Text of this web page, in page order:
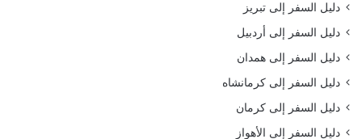
دليل السفر إلى تبريز
دليل السفر إلى أردبيل
دليل السفر إلى همدان
دليل السفر إلى كرمانشاه
دليل السفر إلى كرمان
دليل السفر إلى الأهواز